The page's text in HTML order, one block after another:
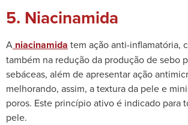
5. Niacinamida
A niacinamida tem ação anti-inflamatória,
também na redução da produção de sebo
sebáceas, além de apresentar ação
melhorando, assim, a textura da pele e
poros. Este princípio ativo é indicado para
pele.